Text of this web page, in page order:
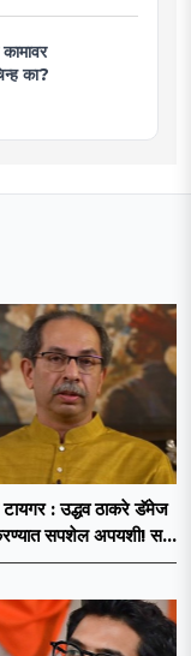
का?
: उद्धव ठाकरे डॅमेज
सपशेल अपयशी! सहा
आमदारांसह नगरसेवकही